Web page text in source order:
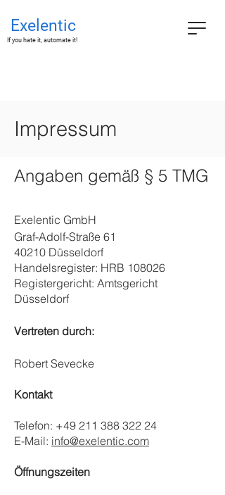
If you hate it, automate it!
Exelentic
Impressum
Angaben gemäß § 5 TMG
​Exelentic GmbH
Graf-Adolf-Straße 61
40210 Düsseldorf
Handelsregister: HRB 108026
Registergericht: Amtsgericht
Düsseldorf
Vertreten durch:
Robert Sevecke
Kontakt
Telefon: +49 211 388 322 24
E-Mail: info@exelentic.com
Öffnungszeiten